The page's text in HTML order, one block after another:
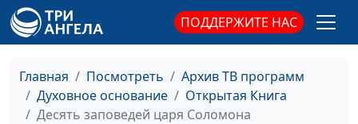
ПОДДЕРЖИТЕ НАС
Главная Посмотреть
Архив ТВ программ
Духовное основание
Открытая Книга
Десять заповедей царя Соломона
можем ли мы доверять
рассказам евангелистов?
Александр Синицын,
священнослужитель
Александр Синицын,
священнослужитель